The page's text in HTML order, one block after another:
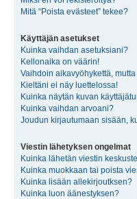
Mitä “Poista evästeet” tekee?
Käyttäjän asetukset
Kuinka vaihdan asetuksiani?
Kellonaika on väärin!
Vaihdoin aikavyöhykettä,
Kieltäni ei näy luettelossa!
Kuinka näytän kuvan
Kuinka vaihdan arvoani?
Joudun kirjautumaan sisään,
Viestin lähetyksen ongelmat
Kuinka lähetän viestin
Kuinka muokkaan tai poista
Kuinka lisään allekirjoutksen?
Kuinka luon äänestyksen?